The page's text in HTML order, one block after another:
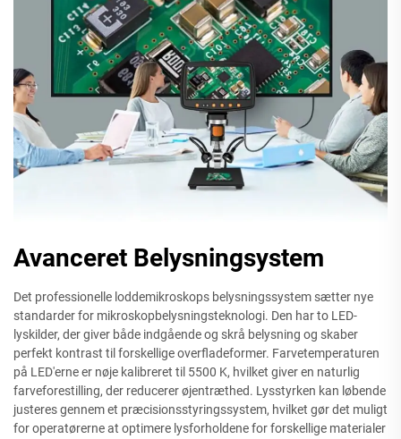
Avanceret Belysningsystem
Det professionelle loddemikroskops belysningssystem sætter nye
standarder for mikroskopbelysningsteknologi. Den har to LED-
lyskilder, der giver både indgående og skrå belysning og skaber
perfekt kontrast til forskellige overfladeformer. Farvetemperaturen
på LED'erne er nøje kalibreret til 5500 K, hvilket giver en naturlig
farveforestilling, der reducerer øjentræthed. Lysstyrken kan løbende
justeres gennem et præcisionsstyringssystem, hvilket gør det muligt
for operatørerne at optimere lysforholdene for forskellige materialer